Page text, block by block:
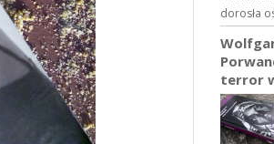
dorosła
terror